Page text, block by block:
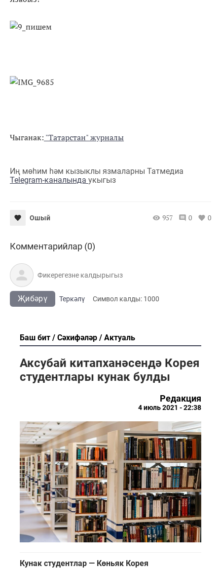
Чыганак: "Татарстан" журналы
Иң мөһим һәм кызыклы язмаларны Татмедиа
Telegram-каналында укыгыз
Ошый 957 0 0
Комментарийлар (0)
Җибәрү Теркәлү Cимвол калды: 1000
Баш бит Сәхифәләр Актуаль
Аксубай китапханәсендә Корея
студентлары кунак булды
Редакция
4 июль 2021 - 22:38
Кунак студентлар — Көньяк Корея